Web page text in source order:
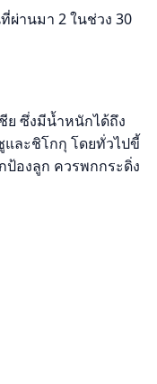
ผ่านมา 2 ในช่วง 30
ย ซึ่งมีน้ำหนักได้ถึง
และชิโกกุ โดยทั่วไปขี้
ป้องลูก ควรพกกระดิ่ง